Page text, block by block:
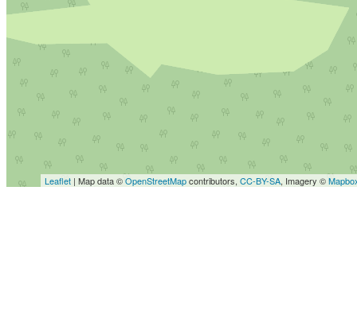
Leaflet | Map data ©OpenStreetMapcontributors, CC-BY-SA, Imagery ©